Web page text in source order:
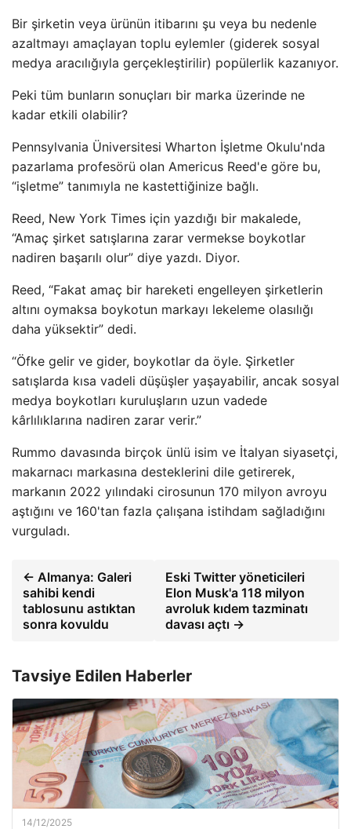
Bir şirketin veya ürünün itibarını şu veya bu nedenle
azaltmayı amaçlayan toplu eylemler (giderek sosyal
medya aracılığıyla gerçekleştirilir) popülerlik kazanıyor.
Peki tüm bunların sonuçları bir marka üzerinde ne
kadar etkili olabilir?
Pennsylvania Üniversitesi Wharton İşletme Okulu'nda
pazarlama profesörü olan Americus Reed'e göre bu,
“işletme” tanımıyla ne kastettiğinize bağlı.
Reed, New York Times için yazdığı bir makalede,
“Amaç şirket satışlarına zarar vermekse boykotlar
nadiren başarılı olur” diye yazdı. Diyor.
Reed, “Fakat amaç bir hareketi engelleyen şirketlerin
altını oymaksa boykotun markayı lekeleme olasılığı
daha yüksektir” dedi.
“Öfke gelir ve gider, boykotlar da öyle. Şirketler
satışlarda kısa vadeli düşüşler yaşayabilir, ancak sosyal
medya boykotları kuruluşların uzun vadede
kârlılıklarına nadiren zarar verir.”
Rummo davasında birçok ünlü isim ve İtalyan siyasetçi,
makarnacı markasına desteklerini dile getirerek,
markanın 2022 yılındaki cirosunun 170 milyon avroyu
aştığını ve 160'tan fazla çalışana istihdam sağladığını
vurguladı.
← Almanya: Galeri
sahibi kendi
tablosunu astıktan
sonra kovuldu
Eski Twitter yöneticileri
Elon Musk'a 118 milyon
avroluk kıdem tazminatı
davası açtı →
Tavsiye Edilen Haberler
14/12/2025